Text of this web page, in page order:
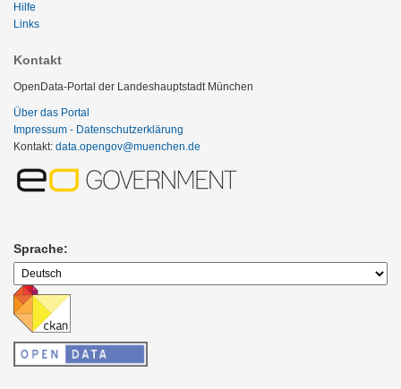
Hilfe
Links
Kontakt
OpenData-Portal der Landeshauptstadt München
Über das Portal
Impressum - Datenschutzerklärung
Kontakt: data.opengov@muenchen.de
Sprache